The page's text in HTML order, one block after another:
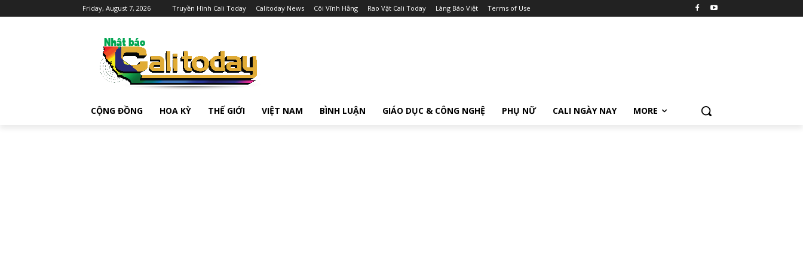
Friday, August 7, 2026 Truyền Hình Cali Today Calitoday News Cõi Vĩnh Hằng Rao Vặt Cali Today Làng Báo Việt Terms of Use
CỘNG ĐỒNG HOA KỲ THẾ GIỚI VIỆT NAM BÌNH LUẬN GIÁO DỤC & CÔNG NGHỆ PHỤ NỮ CALI NGÀY NAY MORE